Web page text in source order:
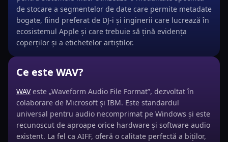
de stocare a segmentelor de date care permite metadate
bogate, fiind preferat de DJ-i și inginerii care lucrează în
ecosistemul Apple și care trebuie să țină evidența
coperților și a etichetelor artiștilor.
Ce este WAV?
WAVeste „Waveform Audio File Format”, dezvoltat în
colaborare de Microsoft și IBM. Este standardul
universal pentru audio necomprimat pe Windows și este
recunoscut de aproape orice hardware și software audio
existent. La fel ca AIFF, oferă o calitate perfectă a biților,